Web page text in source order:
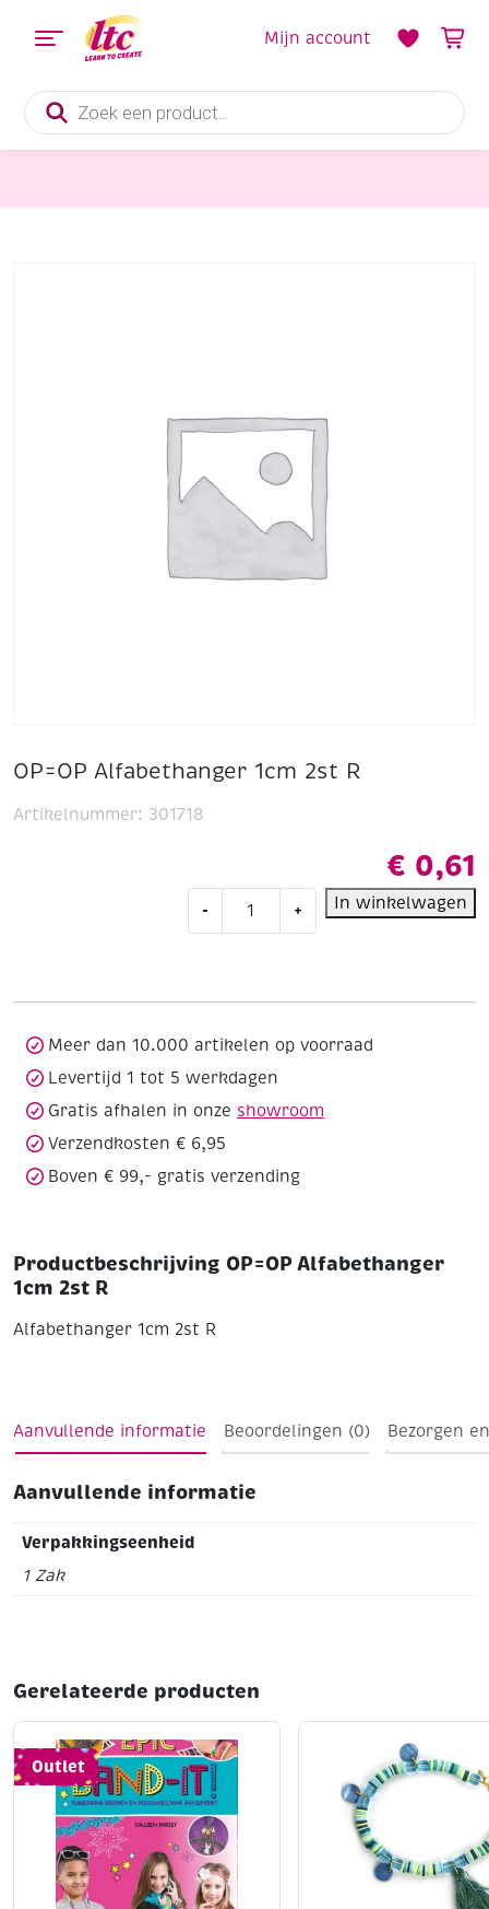
Producten
zoeken
Mijn account
OP=OP Alfabethanger 1cm 2st R
€ 0,61
-
Alfabethanger
+ In winkelwagen
Artikelnummer: 301718
Meer dan 10.000 artikelen op voorraad
Levertijd 1 tot 5 werkdagen
Gratis afhalen in onze showroom
Verzendkosten € 6,95
Boven € 99,- gratis verzending
Productbeschrijving OP=OP Alfabethanger
1cm 2st R
Alfabethanger 1cm 2st R
Aanvullende informatie Beoordelingen (0) Bezorgen
Aanvullende informatie
Verpakkingseenheid
1 Zak
Gerelateerde producten
Outlet